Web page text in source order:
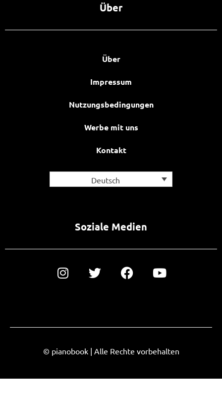
Über
Über
Impressum
Nutzungsbedingungen
Werbe mit uns
Kontakt
Deutsch
Soziale Medien
© pianobook | Alle Rechte vorbehalten